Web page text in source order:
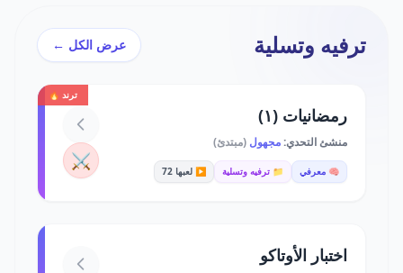
ترفيه وتسلية عرض الكل ←
ترند 🔥
رمضانيات (١)
منشئ التحدي:مجهول (مبتدئ)
🧠 معرفي 📁 ترفيه وتسلية ▶️ لعبها 72 ⚔️
اختبار الأوتاكو